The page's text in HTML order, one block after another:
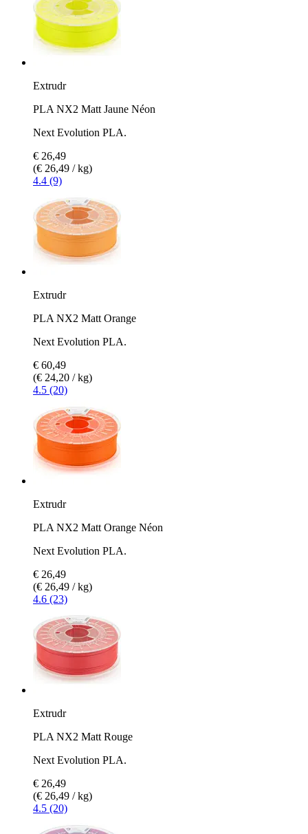
Extrudr
PLA NX2 Matt Jaune Néon
Next Evolution PLA.
€ 26,49
(€ 26,49 / kg)
4.4 (9)
Extrudr
PLA NX2 Matt Orange
Next Evolution PLA.
€ 60,49
(€ 24,20 / kg)
4.5 (20)
Extrudr
PLA NX2 Matt Orange Néon
Next Evolution PLA.
€ 26,49
(€ 26,49 / kg)
4.6 (23)
Extrudr
PLA NX2 Matt Rouge
Next Evolution PLA.
€ 26,49
(€ 26,49 / kg)
4.5 (20)